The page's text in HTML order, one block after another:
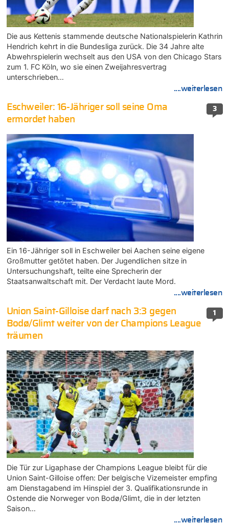
Die aus Kettenis stammende deutsche Nationalspielerin Kathrin
Hendrich kehrt in die Bundesliga zurück. Die 34 Jahre alte
Abwehrspielerin wechselt aus den USA von den Chicago Stars
zum 1. FC Köln, wo sie einen Zweijahresvertrag
unterschrieben…
....weiterlesen
3
Eschweiler: 16-Jähriger soll seine Oma
ermordet haben
Ein 16-Jähriger soll in Eschweiler bei Aachen seine eigene
Großmutter getötet haben. Der Jugendlichen sitze in
Untersuchungshaft, teilte eine Sprecherin der
Staatsanwaltschaft mit. Der Verdacht laute Mord.
....weiterlesen
1
Union Saint-Gilloise darf nach 3:3 gegen
Bodø/Glimt weiter von der Champions League
träumen
Die Tür zur Ligaphase der Champions League bleibt für die
Union Saint-Gilloise offen: Der belgische Vizemeister empfing
am Dienstagabend im Hinspiel der 3. Qualifikationsrunde in
Ostende die Norweger von Bodø/Glimt, die in der letzten
Saison…
....weiterlesen